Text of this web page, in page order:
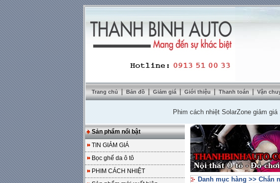
Trang chủ | Bản đồ | Giảm giá | Giới thiệu | Thanh toán | Vận
Phim cách nhiệt SolarZone giảm giá 10%
Sản phẩm nổi bật
TIN GIẢM GIÁ
Bọc ghế da ô tô
PHIM CÁCH NHIỆT
Danh mục hàng >> Chắn